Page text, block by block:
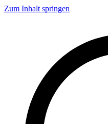
Zum Inhalt springen